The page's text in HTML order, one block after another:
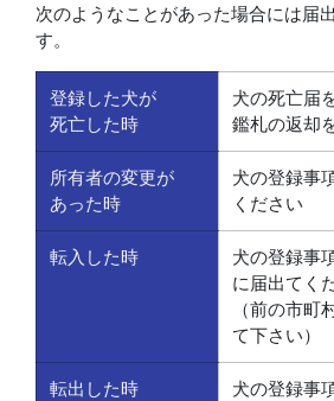
次のようなことがあった場合には届
す。
登録した犬が
死亡した時
犬の死亡届
鑑札の返却
所有者の変更が
あった時
犬の登録事
ください
転入した時
犬の登録事
に届出てく
（前の市町
て下さい）
転出した時
犬の登録事